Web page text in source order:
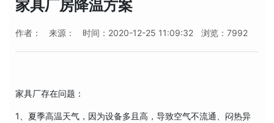
家具厂房降温方案
作者： 来源： 时间：2020-12-25 11:09:32 浏览：7992
家具厂存在问题：
1、夏季高温天气，因为设备多且高，导致空气不流通、闷热异